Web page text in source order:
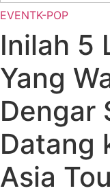
EVENTK-POP
Inilah 5
Yang
Dengar
Datang
Asia